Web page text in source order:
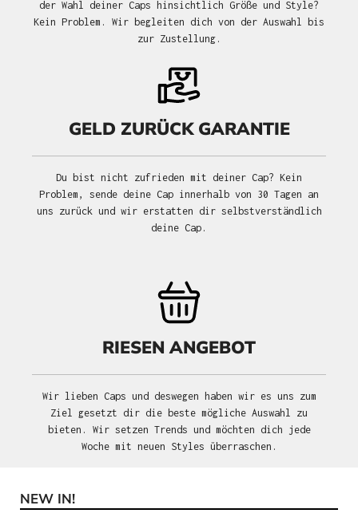
der Wahl deiner Caps hinsichtlich Größe und Style?
Kein Problem. Wir begleiten dich von der Auswahl bis
zur Zustellung.
GELD ZURÜCK GARANTIE
Du bist nicht zufrieden mit deiner Cap? Kein
Problem, sende deine Cap innerhalb von 30 Tagen an
uns zurück und wir erstatten dir selbstverständlich
deine Cap.
RIESEN ANGEBOT
Wir lieben Caps und deswegen haben wir es uns zum
Ziel gesetzt dir die beste mögliche Auswahl zu
bieten. Wir setzen Trends und möchten dich jede
Woche mit neuen Styles überraschen.
Produktgalerie überspringen
NEW IN!